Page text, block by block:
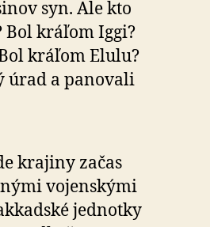
syn. Ale kto
kráľom Iggi?
kráľom Elulu?
úrad a panovali
krajiny začas
vojenskými
jednotky